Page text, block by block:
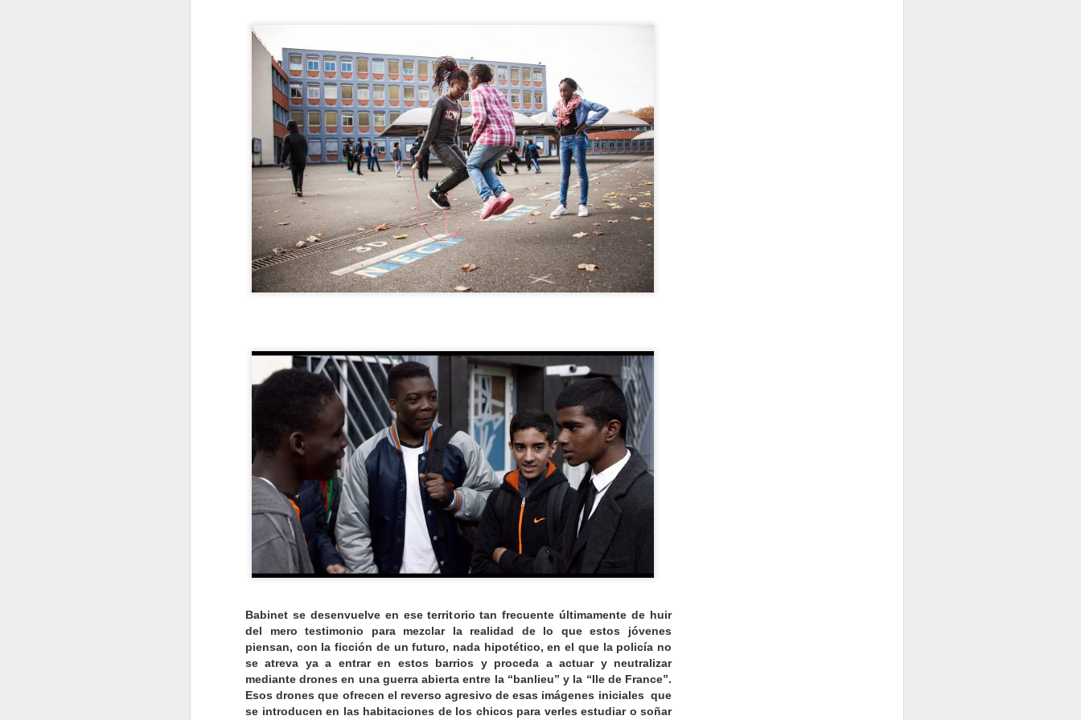
Babinet se desenvuelve en ese territorio tan frecuente últimamente de huir
del mero testimonio para mezclar la realidad de lo que estos jóvenes
piensan, con la ficción de un futuro, nada hipotético, en el que la policía no
se atreva ya a entrar en estos barrios y proceda a actuar y neutralizar
mediante drones en una guerra abierta entre la “banlieu” y la “Ile de France”.
Esos drones que ofrecen el reverso agresivo de esas imágenes iniciales que
se introducen en las habitaciones de los chicos para verles estudiar o soñar
JAN
6
LA LISTA DE EL ANTEPENÚLTIMO MOHICANO
LISTADO GENERAL
LISTADOS INDIVIDUALES DE LOS PARTICIPANTES
DEC
31
LA LISTA DE AMANECE METRÓPOLIS
LA LISTA DE AMANECE METRÓPOLIS
seguir "la ola" y elaborar nuestra propia lista de "lo mejor del año".
DEC
27
BANZO (Margarida Cardoso, 2024)
COMENTARIO EN EL ANTEPENÚLTIMO MOHICANO
FANTASMAS DE PORTUGAL.
DEC AL OESTE, EN ZAPATA (David Bim, 2025)
COMENTARIO EN LA REVISTA EL ANTEPENÚLTIMO
MOHICANO
VIVIR NO SIEMPRE ES BELLO. Crítica de "Al oeste, en Zapata" de